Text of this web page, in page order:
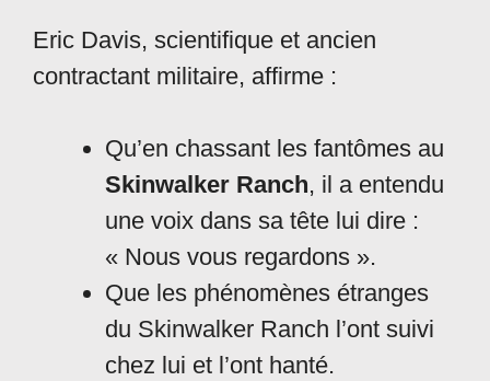
Eric Davis, scientifique et ancien
contractant militaire, affirme :
Qu’en chassant les fantômes au
Skinwalker Ranch, il a entendu
une voix dans sa tête lui dire :
« Nous vous regardons ».
Que les phénomènes étranges
du Skinwalker Ranch l’ont suivi
chez lui et l’ont hanté.